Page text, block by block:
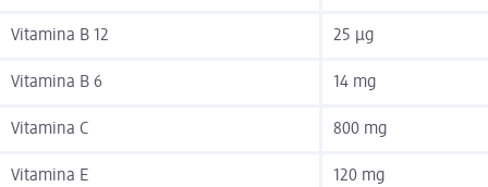
Vitamina B 12 25 µg
Vitamina B 6 14 mg
Vitamina C 800 mg
Vitamina E 120 mg